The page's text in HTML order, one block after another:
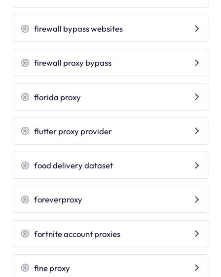
firewall bypass websites
firewall proxy bypass
florida proxy
flutter proxy provider
food delivery dataset
foreverproxy
fortnite account proxies
fine proxy